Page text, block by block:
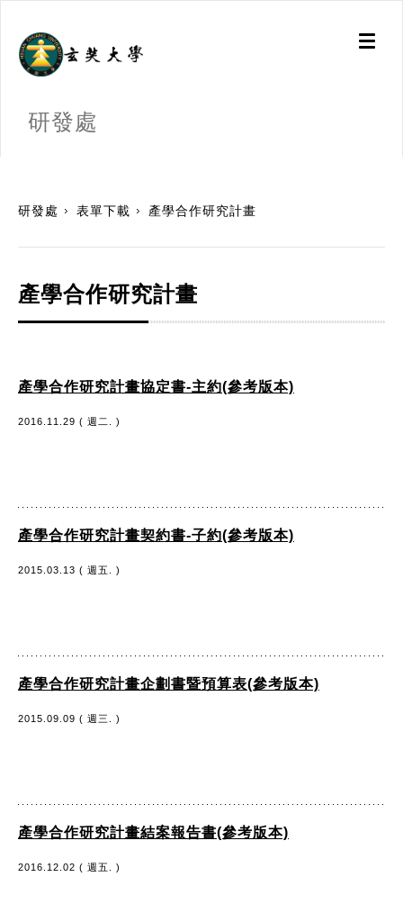
Toggle
研發處
研發處 表單下載 產學合作研究計畫
產學合作研究計畫
產學合作研究計畫協定書-主約(參考版本)
2016.11.29 ( 週二. )
產學合作研究計畫契約書-子約(參考版本)
2015.03.13 ( 週五. )
產學合作研究計畫企劃書暨預算表(參考版本)
2015.09.09 ( 週三. )
產學合作研究計畫結案報告書(參考版本)
2016.12.02 ( 週五. )